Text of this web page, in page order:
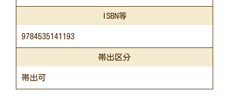
ISBN等
9784535141193
帯出区分
帯出可